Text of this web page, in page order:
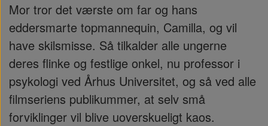
Mor tror det værste om far og hans
eddersmarte topmannequin, Camilla, og vil
have skilsmisse. Så tilkalder alle ungerne
deres flinke og festlige onkel, nu professor i
psykologi ved Århus Universitet, og så ved alle
filmseriens publikummer, at selv små
forviklinger vil blive uoverskueligt kaos.